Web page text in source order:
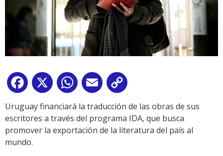
Facebook
X WhatsApp
Email
Link
Uruguay financiará la traducción de las obras de sus
escritores a través del programa IDA, que busca
promover la exportación de la literatura del país al
mundo.